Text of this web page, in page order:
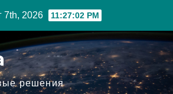
7th, 2026 11:27:03 PM
решения